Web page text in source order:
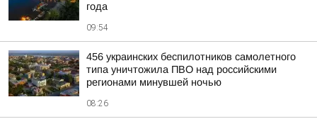
года
09:54
456 украинских беспилотников самолетного
типа уничтожила ПВО над российскими
регионами минувшей ночью
08:26